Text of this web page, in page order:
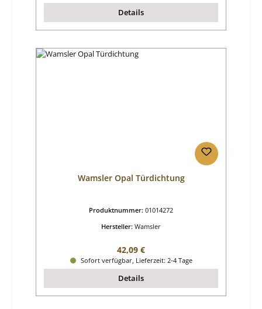
Details
Wamsler Opal Türdichtung
Produktnummer: 01014272
Hersteller: Wamsler
Regulärer Preis:
42,09 €
Sofort verfügbar, Lieferzeit: 2-4 Tage
Details